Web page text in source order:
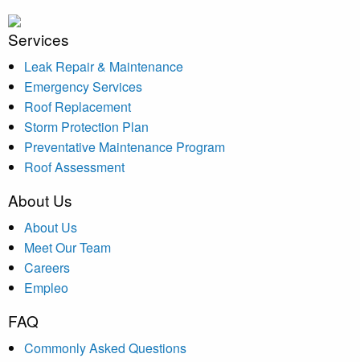
Services
Leak Repair & Maintenance
Emergency Services
Roof Replacement
Storm Protection Plan
Preventative Maintenance Program
Roof Assessment
About Us
About Us
Meet Our Team
Careers
Empleo
FAQ
Commonly Asked Questions